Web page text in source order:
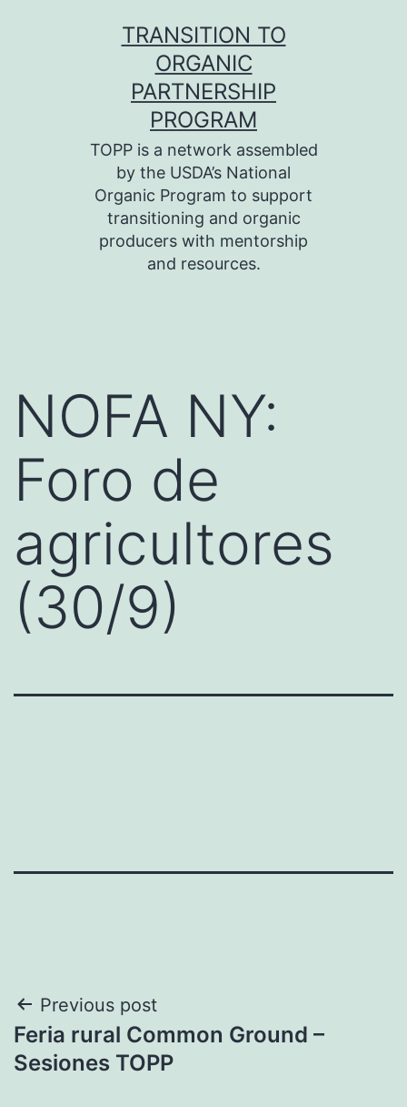
TRANSITION TO
ORGANIC
PARTNERSHIP
PROGRAM
TOPP is a network assembled
by the USDA’s National
Organic Program to support
transitioning and organic
producers with mentorship
and resources.
NOFA NY:
Foro de
agricultores
(30/9)
Navegación
de
Previous post
Feria rural Common Ground –
Sesiones TOPP